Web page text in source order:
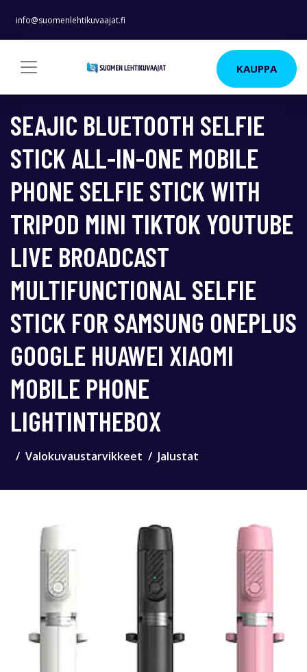
info@suomenlehtikuvaajat.fi
KAUPPA
SEAJIC BLUETOOTH SELFIE
STICK ALL-IN-ONE MOBILE
PHONE SELFIE STICK WITH
TRIPOD MINI TIKTOK YOUTUBE
LIVE BROADCAST
MULTIFUNCTIONAL SELFIE
STICK FOR SAMSUNG ONEPLUS
GOOGLE HUAWEI XIAOMI
MOBILE PHONE
LIGHTINTHEBOX
Valokuvaustarvikkeet Jalustat